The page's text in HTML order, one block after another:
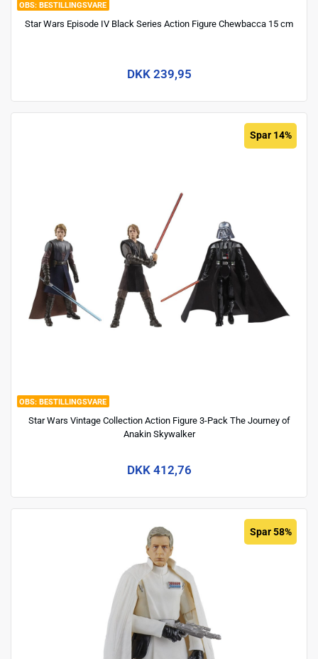
BESTILLINGSVARE
Star Wars Episode IV Black Series Action Figure Chewbacca 15 cm
DKK 239,95
BESTILLINGSVARE
Spar 14%
Star Wars Vintage Collection Action Figure 3-Pack The Journey of
Anakin Skywalker
DKK 412,76
Spar 58%